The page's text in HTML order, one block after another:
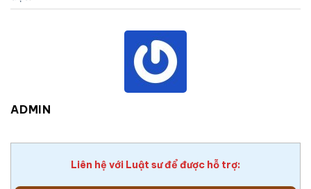
ADMIN
Liên hệ với Luật sư để được hỗ trợ: